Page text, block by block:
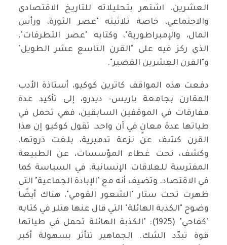
العشرين. اشتهر بتحليلاته للتاريخ الاقتصادي
والاجتماعي، خاصة ثلاثيته "عصر الثورة، ورأس
المال، والإمبراطورية"، وكتابه "عصر التطرفات"،
الذي ركز فيه على "القرن التاسع عشر الطويل"
و"القرن العشرين القصير".
دفعت هذه المواقف كاترين كوكيو، أستاذة الأدب
المقارن بجامعة باريس- ديدرو، إلى تأكيد عدة
مفارقات في الموقفين السابقين، فهي تحمل في
طياتها عدة معانٍ في آن واحد. تقول كوكيو إن هذا
القرن كشف عن نزعة تدميرية، بلغت ذروتها،
وكشف، تحت غطاء المؤسسات، عن الطبيعة
المفترسة للعلاقات الإنسانية، في السياسة كما
في الاقتصاد. وتضيف أنه مع "الإبادة الجماعية" التي
ظهرت تحت ستار "الشعور القومي"، هناك أيضًا
وضوح "الكذبة الهائلة" التي قال عنها هتلر في كتابه
"كفاحي" (1925): "الكذبة الهائلة تحمل في طياتها
قوة تبدّد الشك. الجماهير تتأثر بسهولة أكبر